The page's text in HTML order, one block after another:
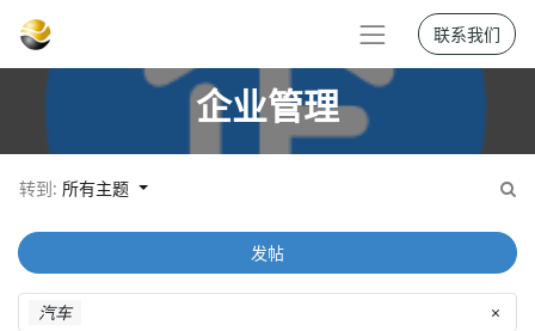
联系我们
企业管理
转到: 所有主题
汽车 ×
发帖